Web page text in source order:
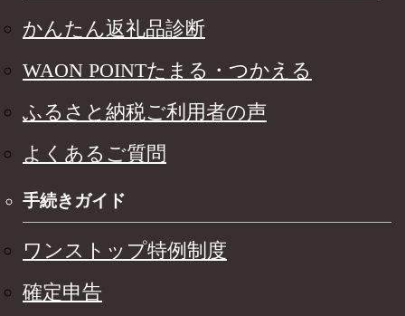
かんたん返礼品診断
WAON POINTたまる・つかえる
ふるさと納税ご利用者の声
よくあるご質問
手続きガイド
ワンストップ特例制度
確定申告